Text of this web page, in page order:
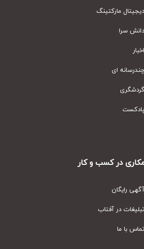
مارکتینگ
سرا
ای
در کسب و کار
رایگان
در آفتاب
با ما